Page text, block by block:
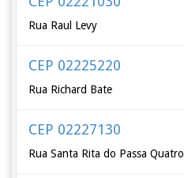
Rua Raul Levy
CEP 02225220
Rua Richard Bate
CEP 02227130
Rua Santa Rita do Passa Quatro